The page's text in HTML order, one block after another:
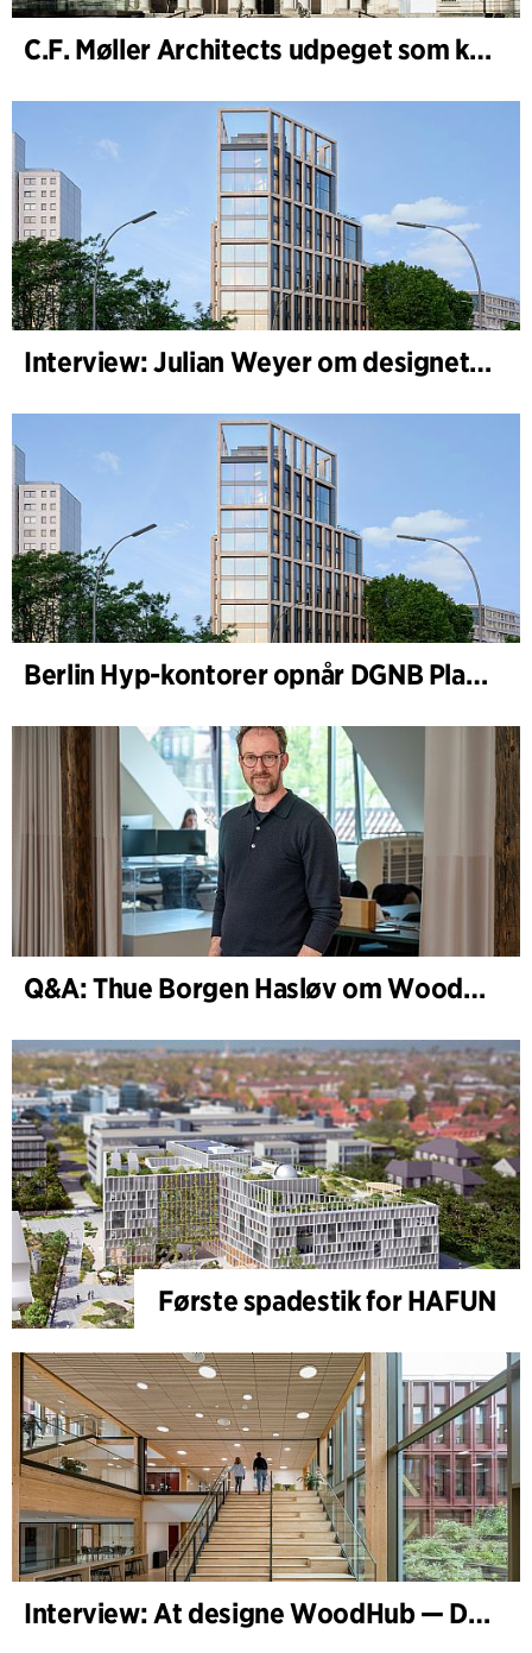
C.F. Møller Architects udpeget som konceptarkitekt for udviklingen af National Museum Cardiff
Interview: Julian Weyer om designet af B-One
Berlin Hyp-kontorer opnår DGNB Platin og Diamant for klimavenlig arkitektur i høj kvalitet
Q&A: Thue Borgen Hasløv om WoodHub
Første spadestik for HAFUN
Interview: At designe WoodHub — Danmarks største træbyggeri